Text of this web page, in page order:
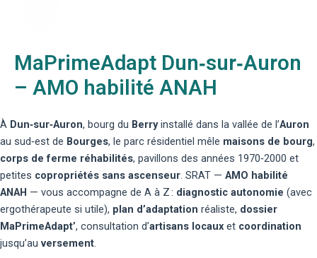
MaPrimeAdapt Dun‑sur‑Auron
– AMO habilité ANAH
À Dun‑sur‑Auron, bourg du Berryinstallé dans la vallée de l’Auron
au sud‑est de Bourges, le parc résidentiel mêle maisons de bourg,
corps de ferme réhabilités, pavillons des années 1970‑2000 et
petites copropriétés sans ascenseur. SRAT — AMO habilité
ANAH — vous accompagne de A à Z : diagnostic autonomie (avec
ergothérapeute si utile), plan d’adaptation réaliste, dossier
MaPrimeAdapt’, consultation d’artisans locaux et coordination
jusqu’au versement.